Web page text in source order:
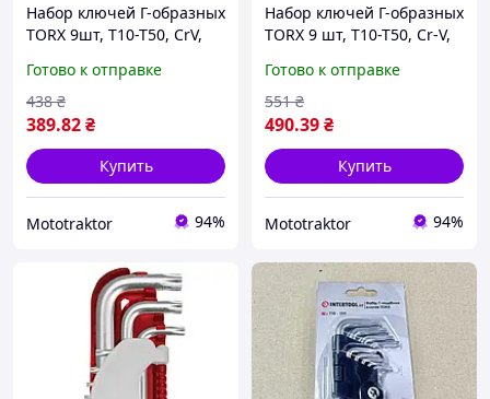
Набор ключей Г-образных
TORX 9шт, Т10-Т50, CrV,
Готово к отправке
389.82₴
438 ₴
Купить
Mototraktor 94%
Набор ключей Г-образных
TORX 9 шт, Т10-Т50, Cr-V,
Готово к отправке
490.39₴
551 ₴
Купить
Mototraktor 94%